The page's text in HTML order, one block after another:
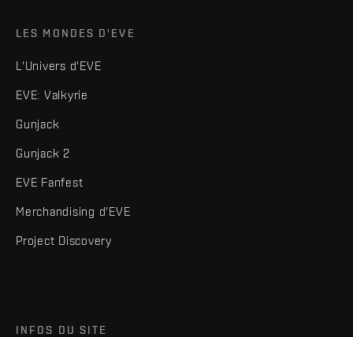
LES MONDES D'EVE
L'Univers d'EVE
EVE: Valkyrie
Gunjack
Gunjack 2
EVE Fanfest
Merchandising d'EVE
Project Discovery
INFOS DU SITE